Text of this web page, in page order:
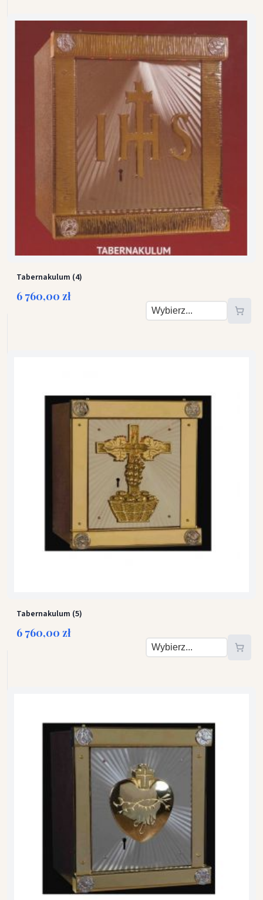
Tabernakulum (4)
6 760,00 zł
Tabernakulum (5)
6 760,00 zł